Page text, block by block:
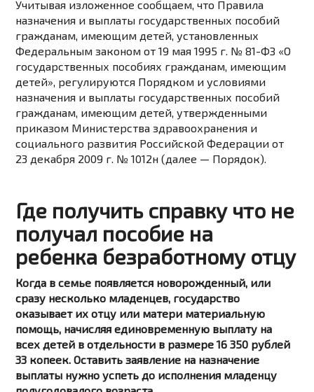
Учитывая изложенное сообщаем, что Правила
назначения и выплаты государственных пособий
гражданам, имеющим детей, установленных
Федеральным законом от 19 мая 1995 г. № 81-ФЗ «О
государственных пособиях гражданам, имеющим
детей», регулируются Порядком и условиями
назначения и выплаты государственных пособий
гражданам, имеющим детей, утвержденными
приказом Министерства здравоохранения и
социального развития Российской Федерации от
23 декабря 2009 г. № 1012н (далее — Порядок).
Где получить справку что не
получал пособие на
ребенка безработному отцу
Когда в семье появляется новорожденный, или
сразу несколько младенцев, государство
оказывает их отцу или матери материальную
помощь, начисляя единовременную выплату на
всех детей в отдельности в размере 16 350 рублей
33 копеек. Оставить заявление на назначение
выплаты нужно успеть до исполнения младенцу